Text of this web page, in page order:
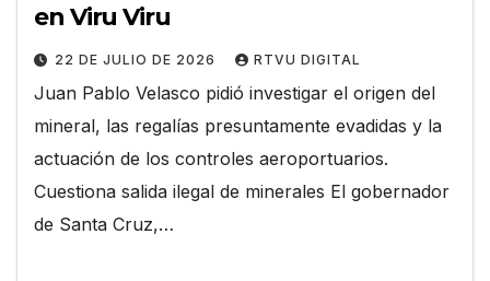
en Viru Viru
22 DE JULIO DE 2026 RTVU DIGITAL
Juan Pablo Velasco pidió investigar el origen del
mineral, las regalías presuntamente evadidas y la
actuación de los controles aeroportuarios.
Cuestiona salida ilegal de minerales El gobernador
de Santa Cruz,…